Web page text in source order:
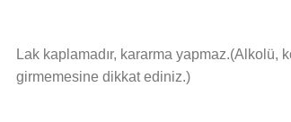
Lak kaplamadır, kararma yapmaz.(Alkolü,
girmemesine dikkat ediniz.)